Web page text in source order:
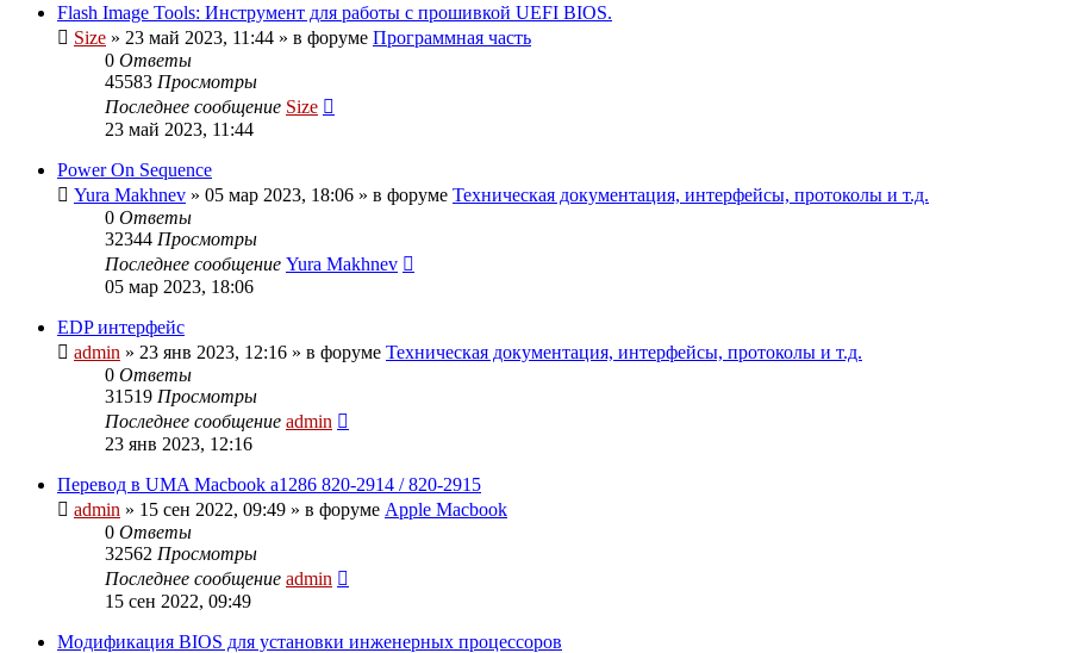
Flash Image Tools: Инструмент для работы с прошивкой UEFI BIOS.
Size » 23 май 2023, 11:44 » в форуме Программная часть
0 Ответы
45583 Просмотры
Последнее сообщение Size
23 май 2023, 11:44
Power On Sequence
Yura Makhnev » 05 мар 2023, 18:06 » в форуме Техническая документация, интерфейсы, протоколы и т.д.
0 Ответы
32344 Просмотры
Последнее сообщение Yura Makhnev
05 мар 2023, 18:06
EDP интерфейс
admin » 23 янв 2023, 12:16 » в форуме Техническая документация, интерфейсы, протоколы и т.д.
0 Ответы
31519 Просмотры
Последнее сообщение admin
23 янв 2023, 12:16
Перевод в UMA Macbook a1286 820-2914 / 820-2915
admin » 15 сен 2022, 09:49 » в форуме Apple Macbook
0 Ответы
32562 Просмотры
Последнее сообщение admin
15 сен 2022, 09:49
Модификация BIOS для установки инженерных процессоров